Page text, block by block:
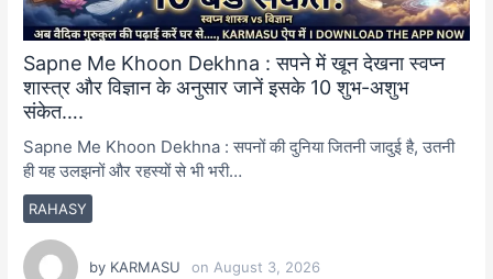
Sapne Me Khoon Dekhna : सपने में खून देखना स्वप्न
शास्त्र और विज्ञान के अनुसार जानें इसके 10 शुभ-अशुभ
संकेत….
RAHASY
Sapne Me Khoon Dekhna : सपनों की दुनिया जितनी जादुई है, उतनी
ही यह उलझनों और रहस्यों से भी भरी…
by KARMASU on August 3, 2026